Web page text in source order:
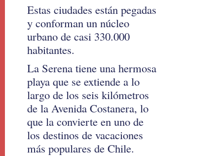
Estas ciudades están pegadas
y conforman un núcleo
urbano de casi 330.000
habitantes.
La Serena tiene una hermosa
playa que se extiende a lo
largo de los seis kilómetros
de la Avenida Costanera, lo
que la convierte en uno de
los destinos de vacaciones
más populares de Chile.